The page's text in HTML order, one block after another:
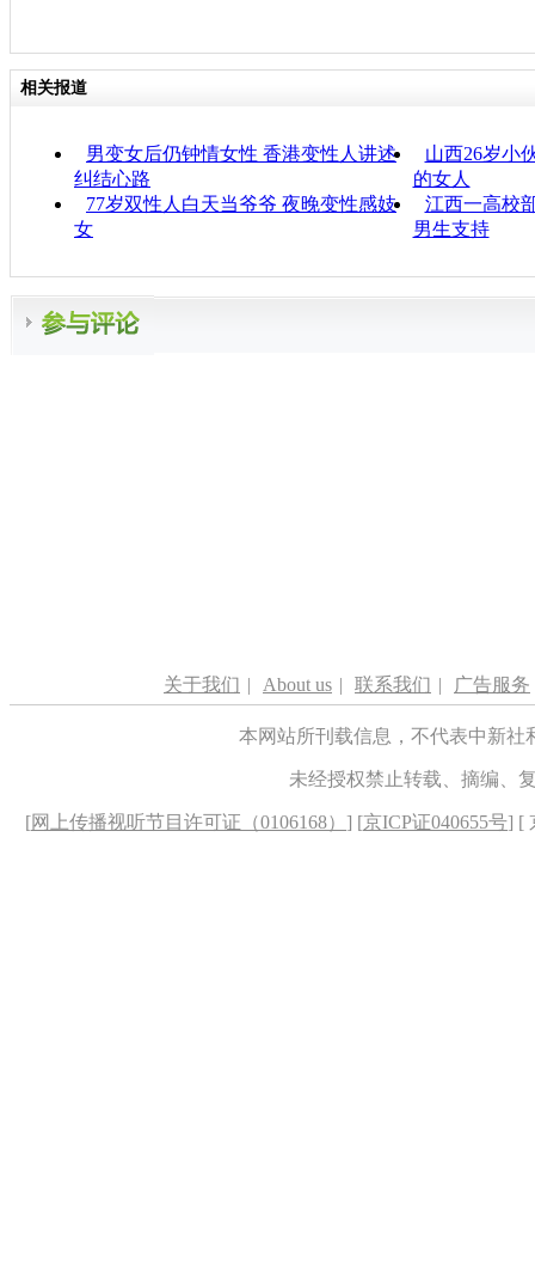
相关报道
男变女后仍钟情女性 香港变性人讲述
纠结心路
山西26岁小
的女人
77岁双性人白天当爷爷 夜晚变性感妓
女
江西一高校
男生支持
关于我们 | About us | 联系我们 | 广告服务
本网站所刊载信息，不代表中新
未经授权禁止转载、摘编、
[网上传播视听节目许可证（0106168） ] [京ICP证040655号] [